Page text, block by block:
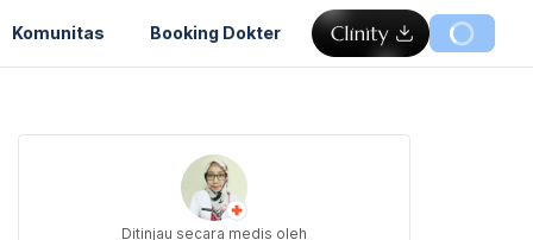
Komunitas Booking Dokter
Ditinjau secara medis oleh